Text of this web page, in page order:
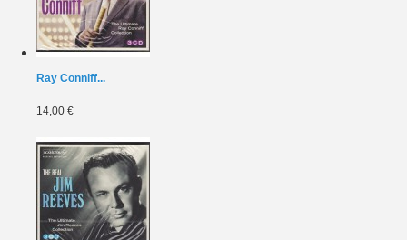
Ray Conniff...
14,00 €